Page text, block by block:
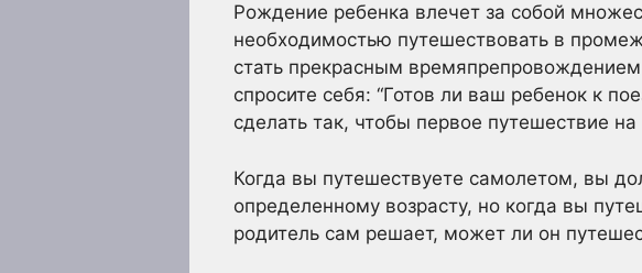
Рождение ребенка влечет за собой
необходимостью путешествовать в
стать прекрасным
спросите себя: “Готов ли ваш ребенок к
сделать так, чтобы первое путешествие
Когда вы путешествуете самолетом, вы
определенному возрасту, но когда вы
родитель сам решает, может ли он